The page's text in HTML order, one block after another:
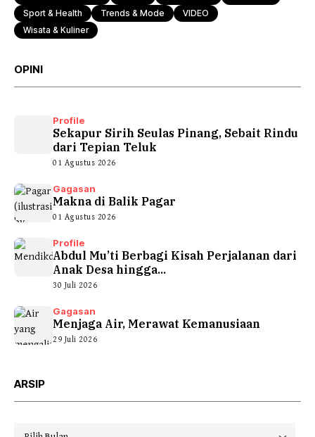
Sport & Health
Trends & Mode
VIDEO
Wisata & Kuliner
OPINI
Profile
Sekapur Sirih Seulas Pinang, Sebait Rindu
dari Tepian Teluk
01 Agustus 2026
Gagasan
Makna di Balik Pagar
01 Agustus 2026
Profile
Abdul Mu’ti Berbagi Kisah Perjalanan dari
Anak Desa hingga...
30 Juli 2026
Gagasan
Menjaga Air, Merawat Kemanusiaan
29 Juli 2026
ARSIP
Arsip